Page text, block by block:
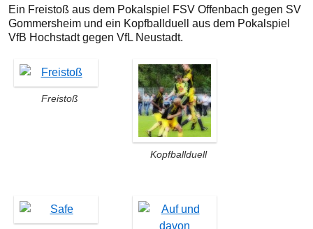
Ein Freistoß aus dem Pokalspiel FSV Offenbach gegen SV
Gommersheim und ein Kopfballduell aus dem Pokalspiel
VfB Hochstadt gegen VfL Neustadt.
Freistoß
Kopfballduell